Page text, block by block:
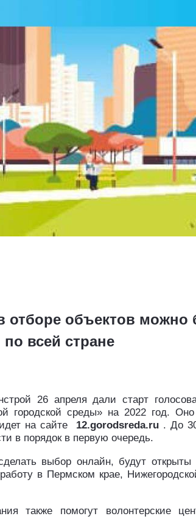
отборе объектов
всей стране
26 апреля дали старт
городской среды» на 2022 год.
идет на сайте 12.gorodsreda.ru . До
в порядок в первую очередь.
выбор онлайн, будут
в Пермском крае,
также помогут волонтерские